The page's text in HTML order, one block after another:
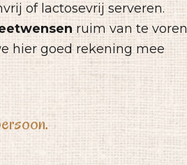
of lactosevrij serveren.
ruim van te voren
hier goed rekening mee